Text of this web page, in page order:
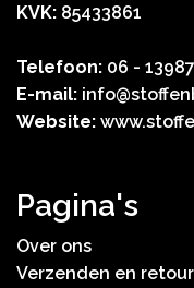
KVK: 85433861
Telefoon: 06 -
E-mail:
Website:
Pagina's
Over ons
Verzenden en